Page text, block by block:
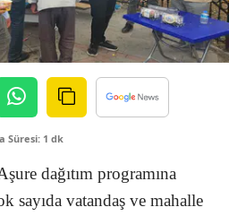
Çanakkale
Çankırı
Çorum
Diyarbakır
Edirne
Süresi: 1 dk
dağıtım programına
sayıda vatandaş ve mahalle